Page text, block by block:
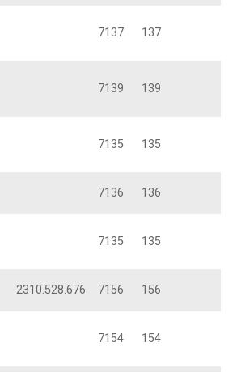
7137 137
7139 139
7135 135
7136 136
7135 135
2310.528.676 7156 156
7154 154